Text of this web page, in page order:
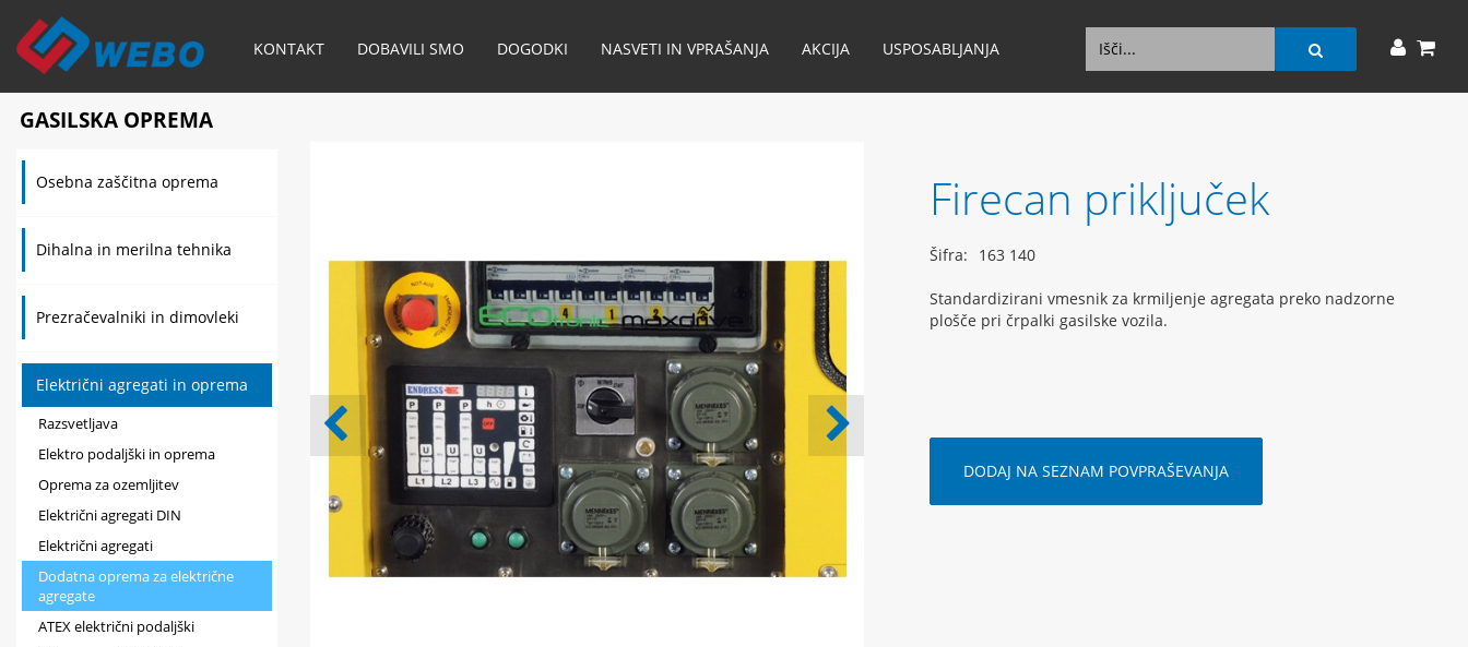
KONTAKT DOBAVILI SMO DOGODKI NASVETI IN VPRAŠANJA AKCIJA USPOSABLJANJA
GASILSKA OPREMA
Osebna zaščitna oprema
Dihalna in merilna tehnika
Prezračevalniki in dimovleki
Električni agregati in oprema
Razsvetljava
Elektro podaljški in oprema
Oprema za ozemljitev
Električni agregati DIN
Električni agregati
Dodatna oprema za električne
agregate
ATEX električni podaljški
Firecan priključek
Šifra: 163 140
Standardizirani vmesnik za krmiljenje agregata preko nadzorne
plošče pri črpalki gasilske vozila.
DODAJ NA SEZNAM POVPRAŠEVANJA